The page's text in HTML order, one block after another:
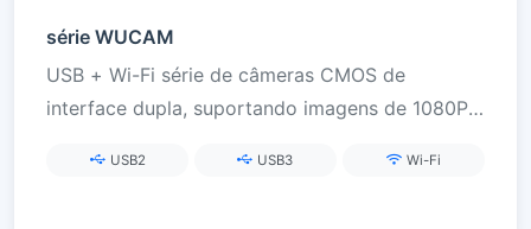
série WUCAM
USB + Wi-Fi série de câmeras CMOS de
interface dupla, suportando imagens de 1080P a
USB2 USB3 Wi-Fi